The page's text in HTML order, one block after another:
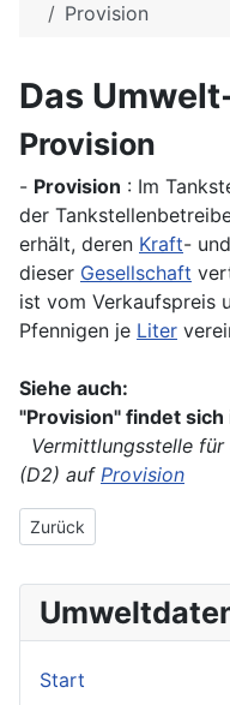
Provision
Das
Provision
- Provision : Im
der
erhält, deren Kraft-
dieser Gesellschaft
ist vom Verkaufspreis
Pfennigen je Liter
Siehe auch:
"Provision" findet sich
Vermittlungsstelle
(D2) auf Provision
Vorheriger Beitrag:
Zurück
Start